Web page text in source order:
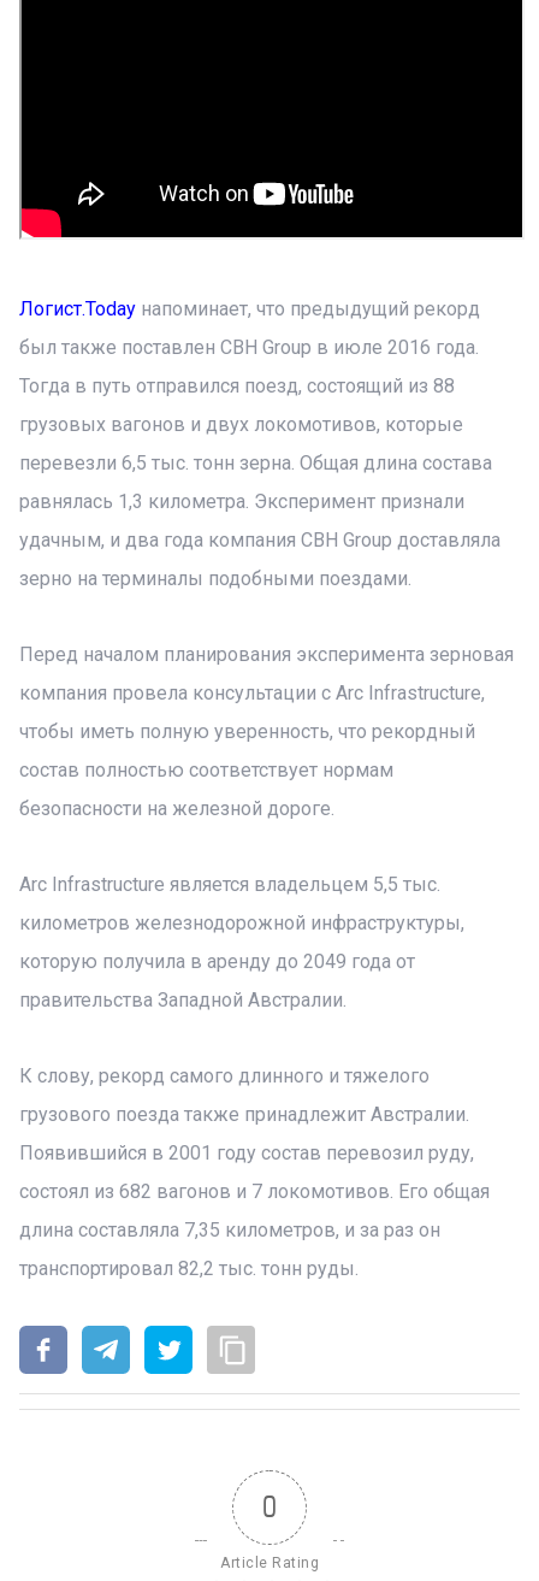
Логист.Today напоминает, что предыдущий рекорд
был также поставлен CBH Group в июле 2016 года.
Тогда в путь отправился поезд, состоящий из 88
грузовых вагонов и двух локомотивов, которые
перевезли 6,5 тыс. тонн зерна. Общая длина состава
равнялась 1,3 километра. Эксперимент признали
удачным, и два года компания CBH Group доставляла
зерно на терминалы подобными поездами.
Перед началом планирования эксперимента зерновая
компания провела консультации с Arc Infrastructure,
чтобы иметь полную уверенность, что рекордный
состав полностью соответствует нормам
безопасности на железной дороге.
Arc Infrastructure является владельцем 5,5 тыс.
километров железнодорожной инфраструктуры,
которую получила в аренду до 2049 года от
правительства Западной Австралии.
К слову, рекорд самого длинного и тяжелого
грузового поезда также принадлежит Австралии.
Появившийся в 2001 году состав перевозил руду,
состоял из 682 вагонов и 7 локомотивов. Его общая
длина составляла 7,35 километров, и за раз он
транспортировал 82,2 тыс. тонн руды.
0
Article Rating